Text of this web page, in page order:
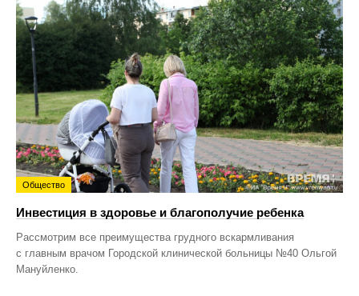
Общество
Инвестиция в здоровье и благополучие ребенка
Рассмотрим все преимущества грудного вскармливания
с главным врачом Городской клинической больницы №40 Ольгой
Мануйленко.